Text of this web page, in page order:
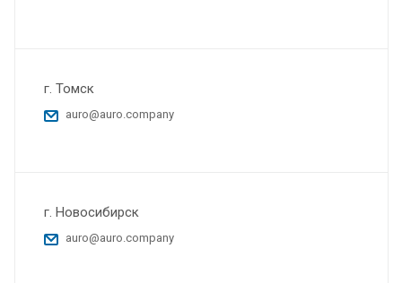
г. Томск
auro@auro.company
г. Новосибирск
auro@auro.company